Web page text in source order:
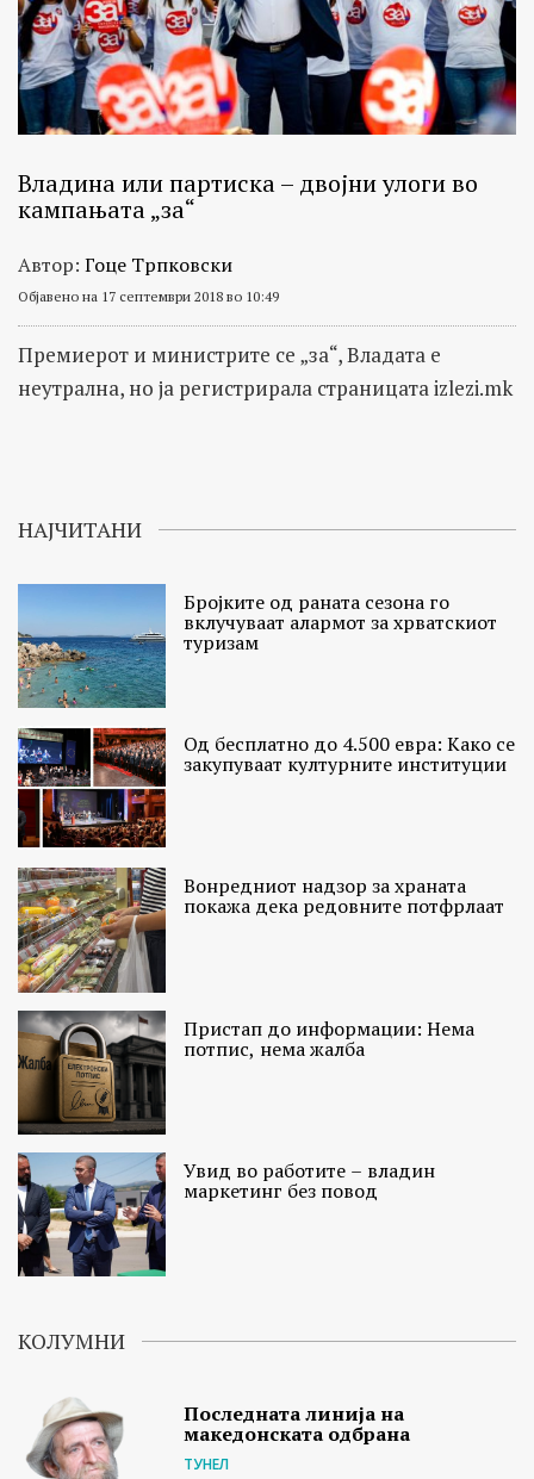
Владина или партиска – двојни улоги во
кампањата „за“
Автор: Гоце Трпковски
Објавено на 17 септември 2018 во 10:49
Премиерот и министрите се „за“, Владата е
неутрална, но ја регистрирала страницата izlezi.mk
НАЈЧИТАНИ
Бројките од раната сезона го
вклучуваат алармот за хрватскиот
туризам
Од бесплатно до 4.500 евра: Како се
закупуваат културните институции
Вонредниот надзор за храната
покажа дека редовните потфрлаат
Пристап до информации: Нема
потпис, нема жалба
Увид во работите – владин
маркетинг без повод
КОЛУМНИ
Последната линија на
македонската одбрана
ТУНЕЛ